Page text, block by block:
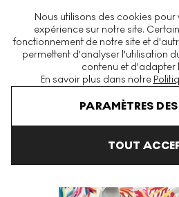
Nous utilisons des cookies
expérience sur notre site.
fonctionnement de notre site et
permettent d'analyser l'utilisation
contenu et d'adapter
En savoir plus dans notre
PARAMÈTRES
TOUT
La plus grande plateforme
modernes et
James Rosenquist